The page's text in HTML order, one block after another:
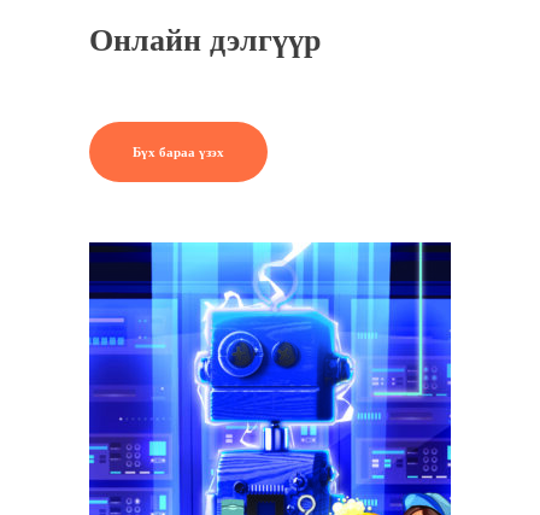
Онлайн дэлгүүр
Бүх бараа үзэх